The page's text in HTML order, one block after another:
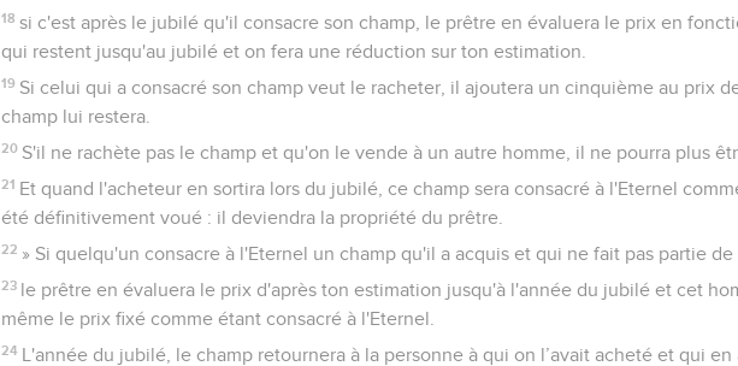
18 si c'est après le jubilé qu'il consacre son champ, le prêtre en évaluera le prix en
qui restent jusqu'au jubilé et on fera une réduction sur ton estimation.
19 Si celui qui a consacré son champ veut le racheter, il ajoutera un cinquième au prix
champ lui restera.
20 S'il ne rachète pas le champ et qu'on le vende à un autre homme, il ne pourra plus
21 Et quand l'acheteur en sortira lors du jubilé, ce champ sera consacré à l'Eternel
été définitivement voué : il deviendra la propriété du prêtre.
22 » Si quelqu'un consacre à l'Eternel un champ qu'il a acquis et qui ne fait pas partie de
23 le prêtre en évaluera le prix d'après ton estimation jusqu'à l'année du jubilé et cet
même le prix fixé comme étant consacré à l'Eternel.
24 L'année du jubilé, le champ retournera à la personne à qui on l’avait acheté et qui en